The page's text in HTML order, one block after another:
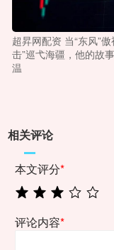
超昇网配资 当“东风”
击”巡弋海疆，他的故
温
相关评论
本文评分*
评论内容*